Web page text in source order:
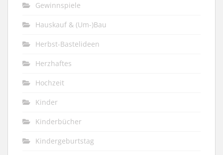
Gewinnspiele
Hauskauf & (Um-)Bau
Herbst-Bastelideen
Herzhaftes
Hochzeit
Kinder
Kinderbücher
Kindergeburtstag